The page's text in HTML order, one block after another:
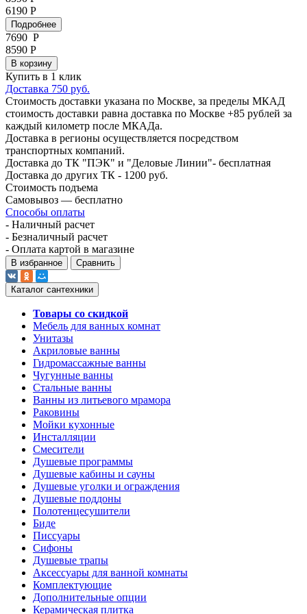
6190 Р
Подробнее
7690 Р
8590 Р
В корзину
Купить в 1 клик
Доставка 750 руб.
Стоимость доставки указана по Москве, за пределы МКАД
стоимость доставки равна доставка по Москве +85 рублей за
каждый километр после МКАДа.
Доставка в регионы осуществляется посредством
транспортных компаний.
Доставка до ТК "ПЭК" и "Деловые Линии"- бесплатная
Доставка до других ТК - 1200 руб.
Стоимость подъема
Самовывоз — бесплатно
Способы оплаты
- Наличный расчет
- Безналичный расчет
- Оплата картой в магазине
В избранное Сравнить
Каталог сантехники
Товары со скидкой
Мебель для ванных комнат
Унитазы
Акриловые ванны
Гидромассажные ванны
Чугунные ванны
Стальные ванны
Ванны из литьевого мрамора
Раковины
Мойки кухонные
Инсталляции
Смесители
Душевые программы
Душевые кабины и сауны
Душевые уголки и ограждения
Душевые поддоны
Полотенцесушители
Биде
Писсуары
Сифоны
Душевые трапы
Аксессуары для ванной комнаты
Комплектующие
Дополнительные опции
Керамическая плитка